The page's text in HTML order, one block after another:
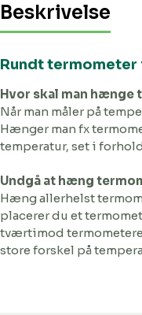
Beskrivelse
Rundt termometer
Hvor skal man hænge
Når man måler på
Hænger man fx
temperatur, set i
Undgå at hæng
Hæng allerhelst
placerer du et
tværtimod
store forskel på